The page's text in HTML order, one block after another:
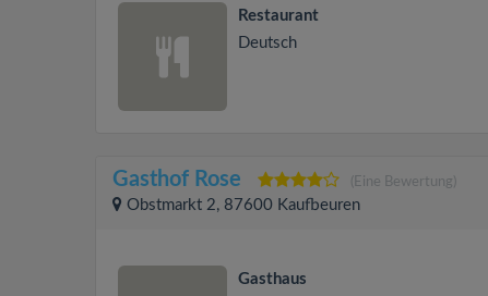
Restaurant
Deutsch
Gasthof Rose (Eine Bewertung)
Obstmarkt 2, 87600 Kaufbeuren
Gasthaus